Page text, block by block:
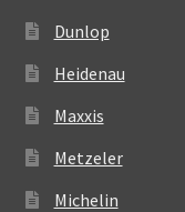
Dunlop
Heidenau
Maxxis
Metzeler
Michelin